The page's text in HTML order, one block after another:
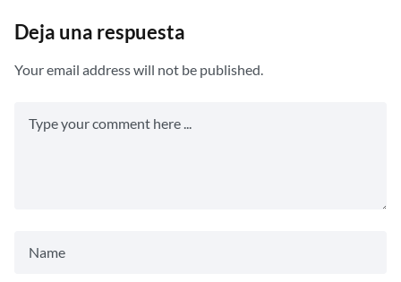
Deja una respuesta
Your email address will not be published.